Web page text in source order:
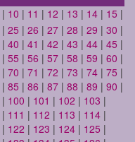
| 10 | 11 | 12 | 13 | 14 | 15 |
| 25 | 26 | 27 | 28 | 29 | 30 |
| 40 | 41 | 42 | 43 | 44 | 45 |
| 55 | 56 | 57 | 58 | 59 | 60 |
| 70 | 71 | 72 | 73 | 74 | 75 |
| 85 | 86 | 87 | 88 | 89 | 90 |
| 100 | 101 | 102 | 103 |
| 111 | 112 | 113 | 114 |
| 122 | 123 | 124 | 125 |